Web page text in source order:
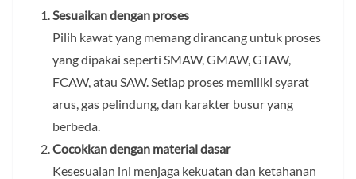
Sesuaikan dengan proses
Pilih kawat yang memang dirancang untuk proses
yang dipakai seperti SMAW, GMAW, GTAW,
FCAW, atau SAW. Setiap proses memiliki syarat
arus, gas pelindung, dan karakter busur yang
berbeda.
Cocokkan dengan material dasar
Kesesuaian ini menjaga kekuatan dan ketahanan